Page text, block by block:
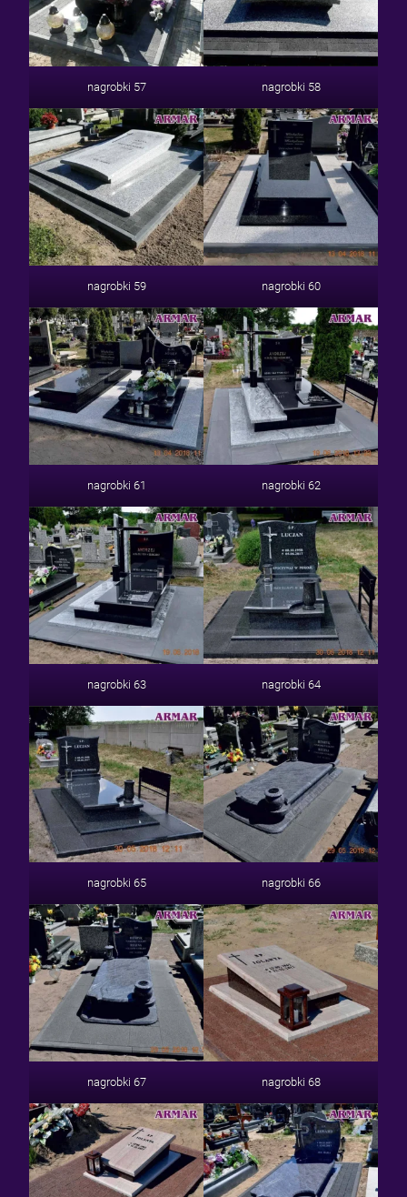
nagrobki 57 nagrobki 58
nagrobki 59 nagrobki 60
nagrobki 61 nagrobki 62
nagrobki 63 nagrobki 64
nagrobki 65 nagrobki 66
nagrobki 67 nagrobki 68